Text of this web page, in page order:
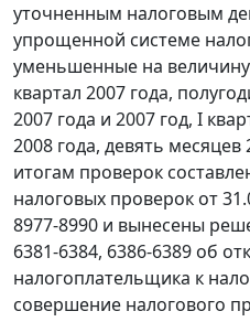
уточненным налоговым
упрощенной системе
уменьшенные на величину
квартал 2007 года,
2007 года и 2007 год, I
2008 года, девять месяцев
итогам проверок
налоговых проверок от
8977-8990 и вынесены
6381-6384, 6386-6389 об
налогоплательщика к
совершение налогового